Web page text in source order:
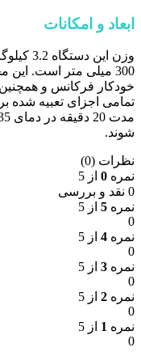
ابعاد و امکانات
300 میلی متر است.
خودکار فرکانس و
تمامی اجزای تعبیه شده
شوند.
نظرات (0)
نمره 0 از 5
0 نقد و بررسی
نمره 5 از 5
0
نمره 4 از 5
0
نمره 3 از 5
0
نمره 2 از 5
0
نمره 1 از 5
0